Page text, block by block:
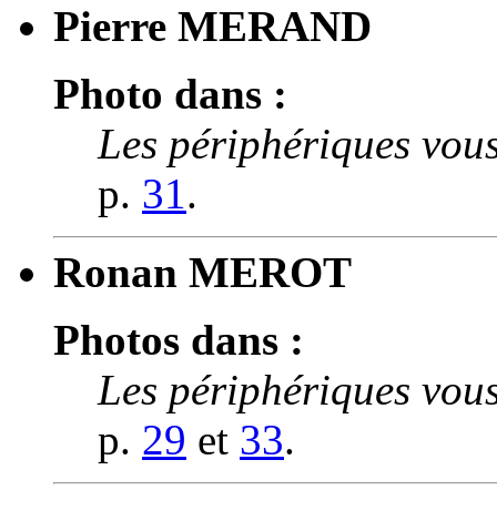
Pierre MERAND
Photo dans :
Les périphériques
p. 31.
Ronan MEROT
Photos dans :
Les périphériques
p. 29 et 33.